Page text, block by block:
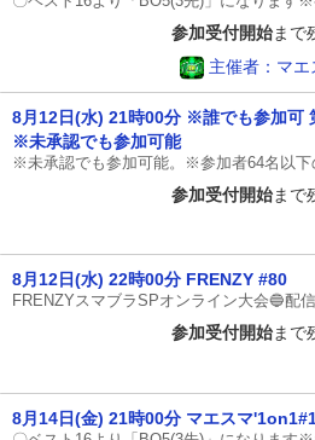
参加受付開始まで
主催者：マ
8月12日(水) 21時00分 ※誰でも参加可
※未承認でも参加可能
参加受付開始まで
8月12日(水) 22時00分 FRENZY #80
参加受付開始まで
8月14日(金) 21時00分 マエスマ